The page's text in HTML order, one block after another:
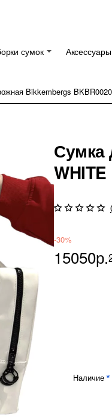
сумок Аксессуары
Bikkembergs
Сумка
WHITE
-30%
15050р.
Наличие